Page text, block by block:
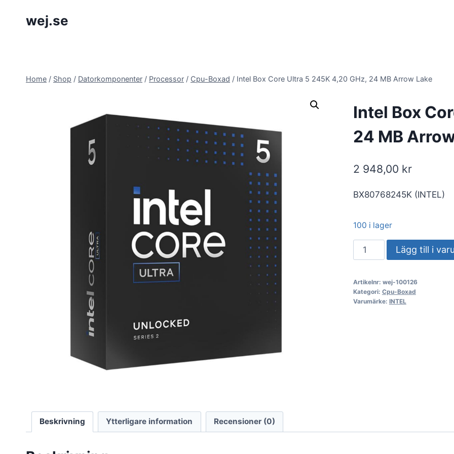
wej.se
Home / Shop / Datorkomponenter / Processor / Cpu-Boxad / Intel Box Core Ultra 5 245K 4,20 GHz, 24 MB Arrow Lake
Intel Box
24 MB
2 948,00 kr
BX80768245K (INTEL)
100 i lager
Intel
Box
Ultra
5
Lägg till i
Artikelnr: wej-100126
Kategori: Cpu-Boxad
Varumärke: INTEL
Beskrivning Ytterligare information Recensioner (0)